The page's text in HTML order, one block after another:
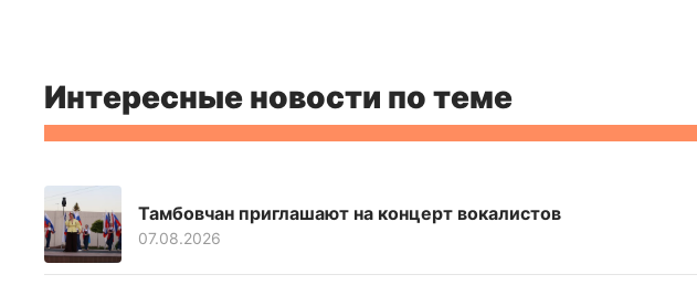
Интересные новости по теме
Тамбовчан приглашают на концерт вокалистов
07.08.2026